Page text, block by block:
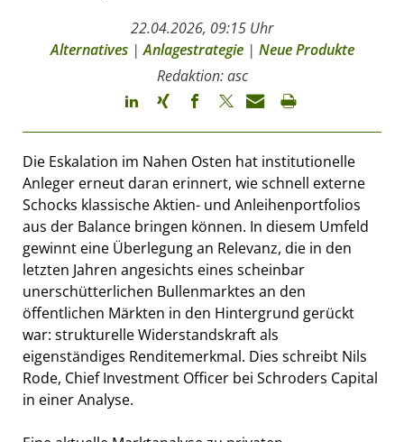
22.04.2026, 09:15 Uhr
Alternatives|Anlagestrategie| Neue Produkte
Redaktion: asc
Die Eskalation im Nahen Osten hat institutionelle
Anleger erneut daran erinnert, wie schnell externe
Schocks klassische Aktien- und Anleihenportfolios
aus der Balance bringen können. In diesem Umfeld
gewinnt eine Überlegung an Relevanz, die in den
letzten Jahren angesichts eines scheinbar
unerschütterlichen Bullenmarktes an den
öffentlichen Märkten in den Hintergrund gerückt
war: strukturelle Widerstandskraft als
eigenständiges Renditemerkmal. Dies schreibt Nils
Rode, Chief Investment Officer bei Schroders Capital
in einer Analyse.